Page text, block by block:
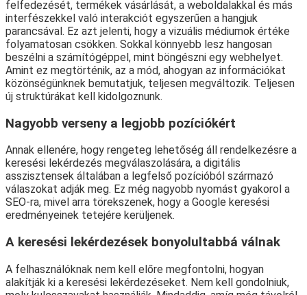
felfedezését, termékek vásárlását, a weboldalakkal és más
interfészekkel való interakciót egyszerűen a hangjuk
parancsával. Ez azt jelenti, hogy a vizuális médiumok értéke
folyamatosan csökken. Sokkal könnyebb lesz hangosan
beszélni a számítógéppel, mint böngészni egy webhelyet.
Amint ez megtörténik, az a mód, ahogyan az információkat
közönségünknek bemutatjuk, teljesen megváltozik. Teljesen
új struktúrákat kell kidolgoznunk.
Nagyobb verseny a legjobb pozíciókért
Annak ellenére, hogy rengeteg lehetőség áll rendelkezésre a
keresési lekérdezés megválaszolására, a digitális
asszisztensek általában a legfelső pozícióból származó
válaszokat adják meg. Ez még nagyobb nyomást gyakorol a
SEO-ra, mivel arra törekszenek, hogy a Google keresési
eredményeinek tetejére kerüljenek.
A keresési lekérdezések bonyolultabbá válnak
A felhasználóknak nem kell előre megfontolni, hogyan
alakítják ki a keresési lekérdezéseket. Nem kell gondolniuk,